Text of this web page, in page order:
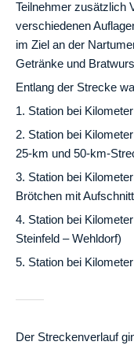
Teilnehmer zusätzlich
verschiedenen
im Ziel an der
Getränke und
Entlang der Strecke
1. Station bei
2. Station bei
25-km und 50-km-
3. Station bei
Brötchen mit
4. Station bei
Steinfeld – Wehldorf)
5. Station bei
Der Streckenverlauf